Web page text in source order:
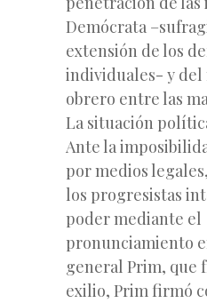
Demócrata
extensión de los
individuales- y del
obrero entre las
La situación
Ante la
por medios legales,
los progresistas
poder mediante el
pronunciamiento
general Prim, que
exilio, Prim firmó